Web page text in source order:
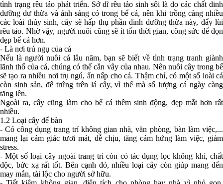
tình trạng rêu tảo phát triển. Sở dĩ rêu tảo sinh sôi là do các chất dinh
dưỡng dư thừa và ánh sáng có trong bể cá, nên khi trồng càng nhiều
các loài thủy sinh, cây sẽ hấp thụ phần dinh dưỡng thừa này, đẩy lùi
rêu tảo. Nhờ vậy, người nuôi cũng sẽ ít tốn thời gian, công sức để dọn
dẹp bể cá hơn.
- Là nơi trú ngụ của cá
Nếu là người nuôi cá lâu năm, bạn sẽ biết về tình trạng tranh giành
lãnh thổ của cá, chúng có thể cắn vây của nhau. Nên nuôi cây trong bể
sẽ tạo ra nhiều nơi trụ ngú, ẩn nấp cho cá. Thậm chí, có một số loài cá
còn sinh sản, để trứng trên lá cây, vì thế mà số lượng cá ngày càng
tăng lên.
Ngoài ra, cây cũng làm cho bể cá thêm sinh động, đẹp mắt hơn rất
nhiều.
1.2 Loại cây để bàn
- Có công dụng trang trí không gian nhà, văn phòng, bàn làm việc,...
mang lại cảm giác tươi mát, dễ chịu, tăng cảm hứng làm việc, giảm
stress.
- Một số loại cây ngoài trang trí còn có tác dụng lọc không khí, chất
độc, bức xạ rất tốt. Bên cạnh đó, nhiều loại cây còn giúp mang đến
may mắn, tài lộc cho người sở hữu.